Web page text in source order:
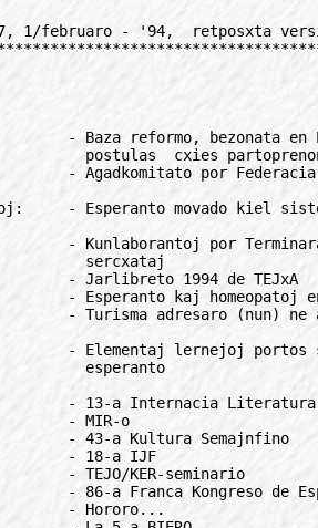
de la esperantismo
alvenos.

Hodiaux granda nombro da samideanoj vivas sian esperantistecon dorse de
la socia realo, kaj kompreneble, ilia argumentado tute senvaloras, kaj ne
malofte, provokas alies mokojn. Ili intencas konvinki pri la neceso
altrudi al la socio nian internacian lingvon (foje, ecx alian
planlingvon), kaj samtempe, montrigxas malkuragxoj kaj malfidoj al
eblecoj uzi esperanton por perlabori panon. Aliaj  vicas cxe ni por
turismi (se eble, malmultekoste). Ankaux ne mankas tiuj, kiuj
kontentigxas per malgrandetaj sukcesoj, atingitaj de ilia e-klubo, kaj ne
komprenas, ke tio estas simpla esprimo de rakita evoluo de ilia
esperantisteco.

La esperantigo de nia socio alvenos, kiam abundos samideanoj aplikantaj
la lingvon en ekonomio, scienco kaj kulturo. Ne atendu, ke la aliaj (la
ekstermovadanoj) rekonu la bonecon de esperanto kaj risku sian monon kaj

prestigxon uzante gxin, se antauxe ni mem ne faris kion ni postulas de la
ceteruloj. Esperantismo bezonas monon kaj kapablulojn. Apud la asocioj
kaj la e-grupoj la eperantistaro devas funkciigi kooperativajn kaj
alispecajn entreprenojn, kiuj subtenu mone kaj pravigu la movadon.
Atendi, ke la registaroj solvu nian malkontentigan situacion, estas
simpla memtrompo.

En Esperantujo mankas valoraj sociologiaj studoj pri aferoj rekte rilataj
al la movado. Sxajne, esplori nian realon tiel timigas nin, ke neniu
kuragxas plenumi tiun taskon kaj tio malsanigas sencxese la esperantajn
etosojn. Tial estas nepre ne plu fanfaroni, alfronti la situacion
respondece, kaj plani la estontan agadon tute akorde al niaj celoj kaj la
socio, en kiu ni cxeestas.

***

Inter ni mankas organizoj, kiuj prizorgu la sciencan esploron de la
esperanta realo, kaj la individuaj iniciatoj fiaskas jen pro maltrafo de
la strategioj kaj metodoj, proponitaj cele al solvo de niaj problemoj,
jen pro ambaux motivoj. Do, necesas profiti maksimume niajn kongresojn
kaj pli-malpli amasajn renkontigxojn, por helpe de cxiuj sercxi efikajn
rimedojn, kiuj ebligu dauxran kaj respektindan aplikadon de nia
internacia lingvo ene de la socio.

La malfortigxo de la movado montrigxas interne  (cxar ene de gxi mankas
mono, klereco, kuragxo kaj sukcesigaj organizoj) kaj ekstere (cxar la
politikaj partioj, eklezioj, sindikatoj, publikaj kaj privataj klerigaj
instancoj, sciencaj kaj ekonomiaj medioj apenaux aprezas la rolon de
esperanto en la socio). Do, la solvoj fontu de ambaux. Tamen, cxar nenio
sxangxigxos favore al esperanto se ni ne gvidos trafe la sxangxon, la
laborprogramoj de la kongresoj okazu ene de la specifaj laborgrupoj, sine
de kiuj oni studu cxion rilatan al la respondaj temoj.

Por atingi la plej altan fakan nivelon, estas nepre, ke cxiu laborgrupo
estu gvidata de kiel eble plej kompetenta persono, kaj ke cxiu samideano
alportu siajn opiniojn, rilatajn al la elektita temo.

Baza reformo, bezonata en Esperantujo, postulas cxies partoprenon!

el "Gazeto Andaluzia", decembro/1993

*************************************************************************

Agadkomitato por Federacia Euxropa Lingvouzo
============================================

Rilate lingvopolitikon Euxropo estas cxe historia turnopunkto. La
oficiala politiko de la Euxropa Komunumo (ke gxiaj naux oficialaj lingvoj
estas egalrajtaj) ne plu estas akordigebla al la realo. Sxangxo en tiu
politiko devos baldaux okazi. Lingvoproblemoj pli kaj pli estas temo de
la nacilingva gazetaro, kaj kreskas la politika konscio pri ili. Kreskas
ankaux la konscio pri nacia identeco kaj pri la neceso krei internaciajn
federaciajn strukturojn en Euxropo. De post la dudekaj jaroj ne ekzistis
tia sxanco ligi esperanton kun la plej gravaj diskutoj de la euxropa
socio.

Kontraste al tio la manko cxe esperantistoj de organizita euxropa agado
estas konsterna. Ekzistas kelkaj tre agemaj individuoj, sed la
ekzistantaj organizoj ne aktivas. (Euxropa Esperanto-Unio dormas jam de
multaj jaroj, kvankam la cxi-jara elekto de nova prezidanto eble sxangxos
tion. Esperanto-Euxropa Forumo faris nenion, krom eldoni bultenon.)

Nepre salutenda estas do la elpasxo de UEA kaj gxia estrarano pri
informado kaj eksteraj rilatoj (Mark Fettes) krei novan kunordigan
organon por rilatoj kun la euxropaj instancoj, parlamentanoj kaj
lingvopolitikaj medioj. Gxia nomo estas AFEL (Agadkomitato por Federacia
Euxropa Lingvopolitiko), kaj oni esperas, ke membrigxos en gxi ne nur
esperantistoj sed ankaux aliaj individuoj kaj organizajxoj, kiuj volas
serioze analizi la euxropan lingvoprob-lemon.

Nun tre necesas klarigi al esperantistoj, kiel funkcias hodiaux la
euxropa politiko, por ke iliaj agadoj havu pli da sukceso. Por tio Werner
Bormann verkas nun specialan libron, kiu devos enhavi detalan analizon de
la euxropa lingvopolitiko lige al niaj celoj.

Gxis estos trovita dauxra kunordiganto, eblas turni sin por pliaj
informoj pri AFEL al

Mark Fettes, 695-B King Edward Ave., Ottawa, Kanado, K1N 7N9;
Tel: +1-613-5659282;
fakso +1-613-5659279
el. posxto ad695@forigu.freenet.carleton.ca.

el "Euxropa esperantisto", n-ro 9

*************************************************************************

ORGANIZAJ DEMANDOJ
//////////////////

Esperanto movado kiel sistemo
=============================

E-periodajxoj plenas je informoj pri la vea sorto de e-asocioj en la t.n.
postsocialisma landaro. Sed nenio nova sub la luno. Preskaux cxio
cxirkaux la asocioj sxangxigxis, kaj se ne sukcesis ankaux ili sxangxigxi
samdirekten, ili devas malprogresi. Mirigas min, e-movado iusence
sxtonigxis. Cxirkauxe okazas sciencaj malkovroj, aperas novaj legxoj,
aplikoj - kaj ni cxion pretervidas. Mi prenu por cxi tiu artikolo nur unu
sciencon, tiun pri sistemevoluo, ja e-movado estas klare esprimita
sistemo.

La artikolon pusxis verki brila scienc-populara publikajxo de la hungara
akademiano Tibor Vamos, aperinta en "Sciencaj Komunikajxoj" (julio 1985).

Do, la mondo evoluas pasinte centrigitan sistemon, pasante hierarkian
sistemon, direkte al la kunagada sistemo.

La nodoj signifas erojn de la sistemo kaj strekoj inter ili - ligojn
(informajn kaj kunlaborajn). Ero de la sistemo estas fonto de varoj kaj
samtempe celo por la varoj de aliaj sistemeroj. Varoj povas esti
objektoj, materialoj, energio aux informoj. La ero de la sistemo povas
esti ankaux deponejo (ekz. biblioteko). Tre bone reliefigxas la
sistemoscienco